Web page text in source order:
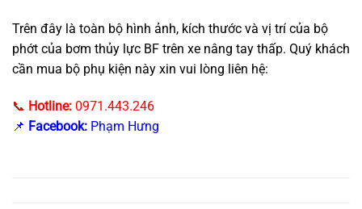
Trên đây là toàn bộ hình ảnh, kích thước và vị trí của bộ
phớt của bơm thủy lực BF trên xe nâng tay thấp. Quý khách
cần mua bộ phụ kiện này xin vui lòng liên hệ:
📞 Hotline: 0971.443.246
📌 Facebook: Phạm Hưng